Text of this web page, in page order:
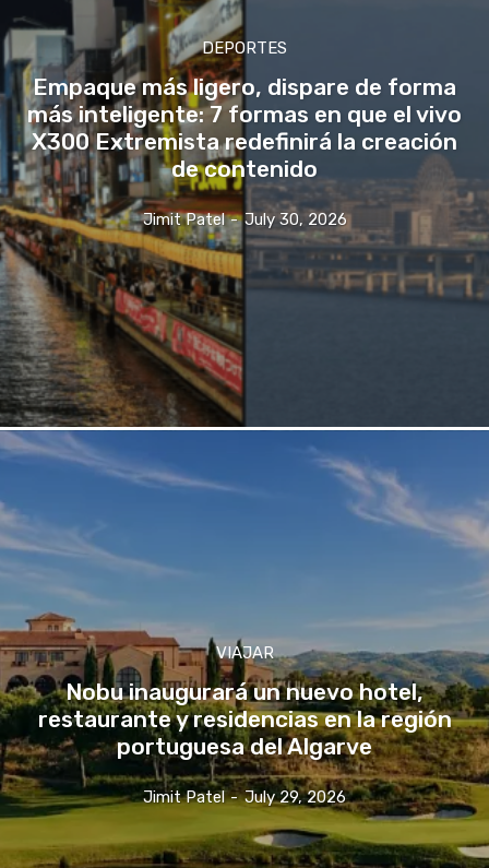
DEPORTES
Empaque más ligero, dispare de forma
más inteligente: 7 formas en que el vivo
X300 Extremista redefinirá la creación
de contenido
Jimit Patel - July 30, 2026
VIAJAR
Nobu inaugurará un nuevo hotel,
restaurante y residencias en la región
portuguesa del Algarve
Jimit Patel - July 29, 2026